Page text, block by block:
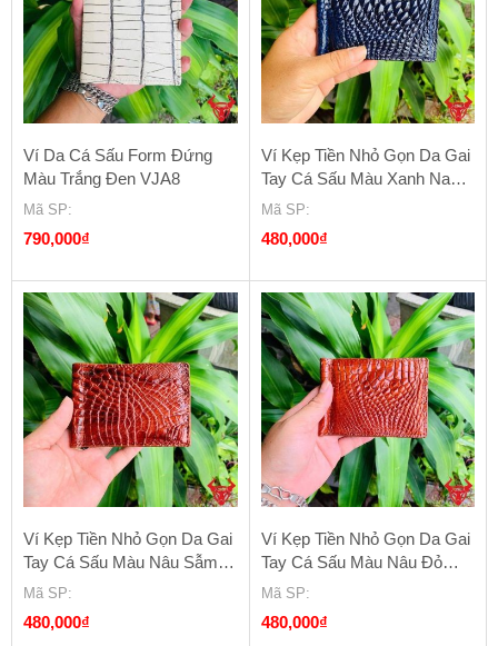
Ví Da Cá Sấu Form Đứng
Màu Trắng Đen VJA8
Mã SP:
790,000₫
Ví Kẹp Tiền Nhỏ Gọn Da Gai
Tay Cá Sấu Màu Xanh Navy
VOA5
Mã SP:
480,000₫
Ví Kẹp Tiền Nhỏ Gọn Da Gai
Tay Cá Sấu Màu Nâu Sẫm
VOA5
Mã SP:
480,000₫
Ví Kẹp Tiền Nhỏ Gọn Da Gai
Tay Cá Sấu Màu Nâu Đỏ
VOA5
Mã SP:
480,000₫